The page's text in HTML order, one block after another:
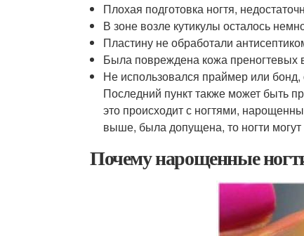
Плохая подготовка ногтя,
В зоне возле кутикулы осталось
Пластину не обработали
Была повреждена кожа преногтевых
Не использовался праймер или бонд,
Последний пункт также может быть
это происходит с ногтями,
выше, была допущена, то ногти
Почему нарощенные